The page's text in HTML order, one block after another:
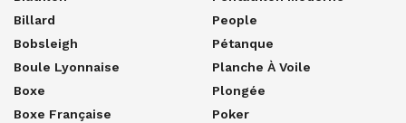
Billard
Bobsleigh
Boule Lyonnaise
Boxe
Boxe Française
People
Pétanque
Planche À Voile
Plongée
Poker